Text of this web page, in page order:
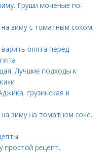
Груши моченые по-
зиму с томатным соком.
опята перед
Лучшие подходы к
грузинская и
зиму на томатном соке.
простой рецепт.